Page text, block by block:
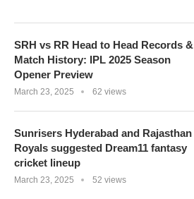
SRH vs RR Head to Head Records &
Match History: IPL 2025 Season
Opener Preview
March 23, 2025 62 views
Sunrisers Hyderabad and Rajasthan
Royals suggested Dream11 fantasy
cricket lineup
March 23, 2025 52 views